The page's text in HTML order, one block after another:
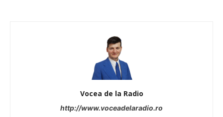
Vocea de la Radio
http://www.voceadelaradio.ro